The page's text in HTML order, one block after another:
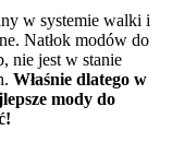
w systemie walki i
Natłok modów do
nie jest w stanie
Właśnie dlatego w
mody do